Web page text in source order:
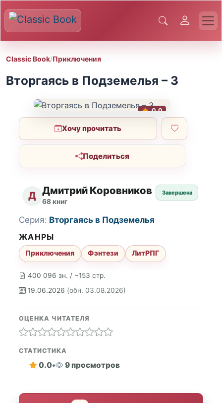
Classic Book/Приключения
Вторгаясь в Подземелья – 3
0.0
Хочу прочитать
Поделиться
Д Дмитрий Коровников
68 книг
Завершена
400 096 зн. / ~153 стр.
19.06.2026 (обн. 03.08.2026)
Серия: Вторгаясь в Подземелья
ЖАНРЫ
Приключения Фэнтези ЛитРПГ
ОЦЕНКА ЧИТАТЕЛЯ
СТАТИСТИКА
0.0• 9 просмотров